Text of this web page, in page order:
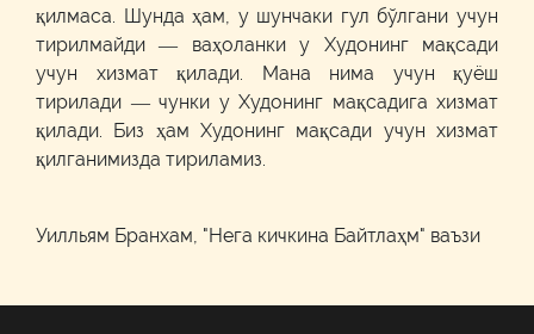
қилмаса. Шунда ҳам, у шунчаки гул бўлгани учун
тирилмайди — ваҳоланки у Худонинг мақсади
учун хизмат қилади. Мана нима учун қуёш
тирилади — чунки у Худонинг мақсадига хизмат
қилади. Биз ҳам Худонинг мақсади учун хизмат
қилганимизда тириламиз.
Уилльям Бранхам, "Нега кичкина Байтлаҳм" ваъзи